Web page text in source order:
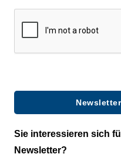
Sie interessieren sich
Newsletter?